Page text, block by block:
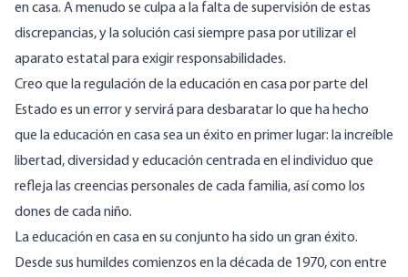
en casa. A menudo se culpa a la falta de supervisión de estas
discrepancias, y la solución casi siempre pasa por utilizar el
aparato estatal para exigir responsabilidades.
Creo que la regulación de la educación en casa por parte del
Estado es un error y servirá para desbaratar lo que ha hecho
que la educación en casa sea un éxito en primer lugar: la increíble
libertad, diversidad y educación centrada en el individuo que
refleja las creencias personales de cada familia, así como los
dones de cada niño.
La educación en casa en su conjunto ha sido un gran éxito.
Desde sus humildes comienzos en la década de 1970, con entre